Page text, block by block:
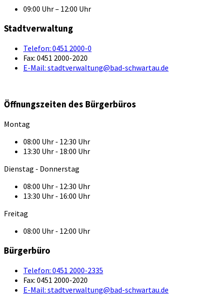
09:00 Uhr – 12:00 Uhr
Stadtverwaltung
Telefon: 0451 2000-0
Fax: 0451 2000-2020
E-Mail: stadtverwaltung@bad-schwartau.de
Öffnungszeiten des Bürgerbüros
Montag
08:00 Uhr - 12:30 Uhr
13:30 Uhr - 18:00 Uhr
Dienstag - Donnerstag
08:00 Uhr - 12:30 Uhr
13:30 Uhr - 16:00 Uhr
Freitag
08:00 Uhr - 12:00 Uhr
Bürgerbüro
Telefon: 0451 2000-2335
Fax: 0451 2000-2020
E-Mail: stadtverwaltung@bad-schwartau.de